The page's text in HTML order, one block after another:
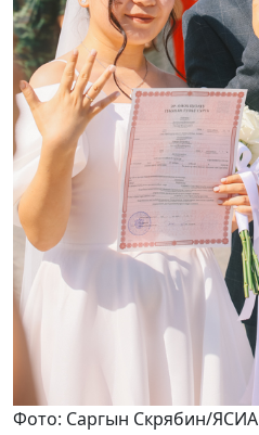
Фото: Саргын Скрябин/ЯСИА